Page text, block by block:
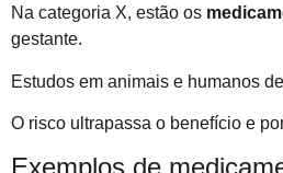
Na categoria X, estão os
gestante.
Estudos em animais e humanos
O risco ultrapassa o benefício e